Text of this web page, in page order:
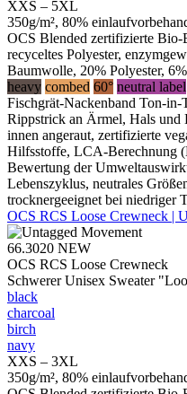
XXS – 5XL
350g/m², 80%
OCS Blended zertifizierte
recyceltes Polyester,
Baumwolle, 20% Polyester,
heavy combed 60° neutral label
Fischgrät-Nackenband Ton-
Rippstrick an Ärmel, Hals
innen angeraut, zertifizierte
Hilfsstoffe, LCA-Berechnung
Bewertung der
Lebenszyklus, neutrales
trocknergeeignet bei niedriger
OCS RCS Loose Crewneck |
66.3020 NEW
OCS RCS Loose Crewneck
Schwerer Unisex Sweater
black
charcoal
birch
navy
XXS – 3XL
350g/m², 80%